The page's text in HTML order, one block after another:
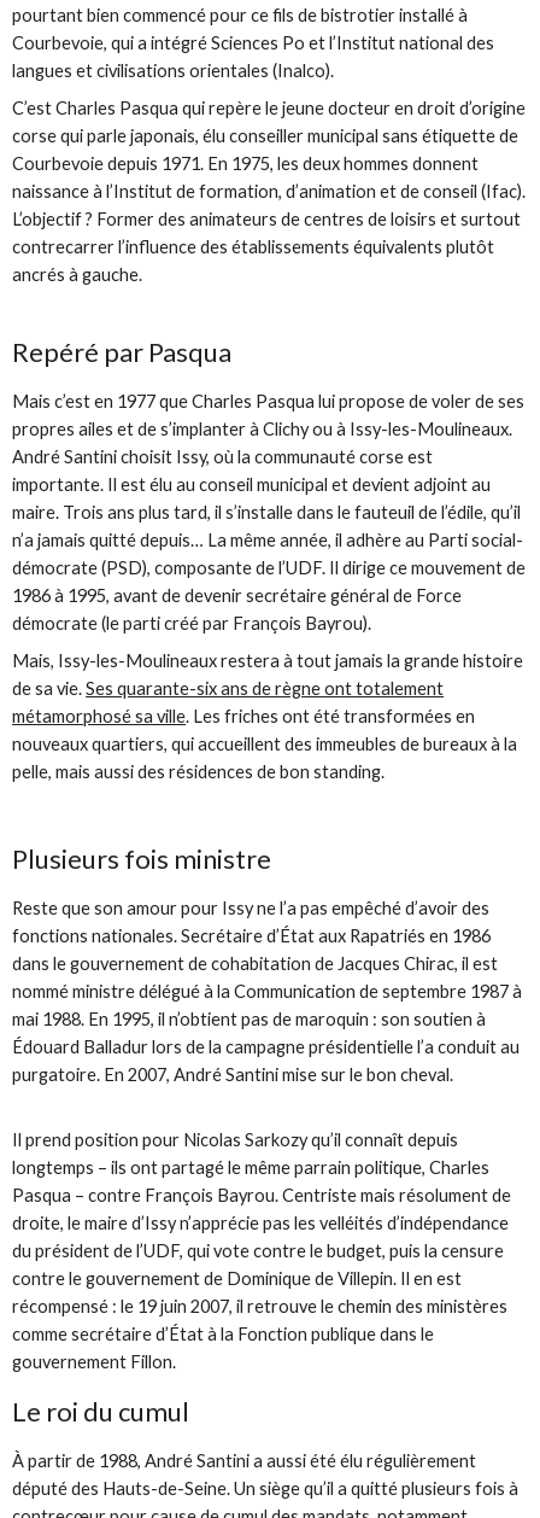
pourtant bien commencé pour ce fils de bistrotier installé à
Courbevoie, qui a intégré Sciences Po et l’Institut national des
langues et civilisations orientales (Inalco).
C’est Charles Pasqua qui repère le jeune docteur en droit d’origine
corse qui parle japonais, élu conseiller municipal sans étiquette de
Courbevoie depuis 1971. En 1975, les deux hommes donnent
naissance à l’Institut de formation, d’animation et de conseil (Ifac).
L’objectif ? Former des animateurs de centres de loisirs et surtout
contrecarrer l’influence des établissements équivalents plutôt
ancrés à gauche.
Repéré par Pasqua
Mais c’est en 1977 que Charles Pasqua lui propose de voler de ses
propres ailes et de s’implanter à Clichy ou à Issy-les-Moulineaux.
André Santini choisit Issy, où la communauté corse est
importante. Il est élu au conseil municipal et devient adjoint au
maire. Trois ans plus tard, il s’installe dans le fauteuil de l’édile, qu’il
n’a jamais quitté depuis… La même année, il adhère au Parti social-
démocrate (PSD), composante de l’UDF. Il dirige ce mouvement de
1986 à 1995, avant de devenir secrétaire général de Force
démocrate (le parti créé par François Bayrou).
Mais, Issy-les-Moulineaux restera à tout jamais la grande histoire
de sa vie.Ses quarante-six ans de règne ont totalement
métamorphosé sa ville. Les friches ont été transformées en
nouveaux quartiers, qui accueillent des immeubles de bureaux à la
pelle, mais aussi des résidences de bon standing.
Plusieurs fois ministre
Reste que son amour pour Issy ne l’a pas empêché d’avoir des
fonctions nationales. Secrétaire d’État aux Rapatriés en 1986
dans le gouvernement de cohabitation de Jacques Chirac, il est
nommé ministre délégué à la Communication de septembre 1987 à
mai 1988. En 1995, il n’obtient pas de maroquin : son soutien à
Édouard Balladur lors de la campagne présidentielle l’a conduit au
purgatoire. En 2007, André Santini mise sur le bon cheval.
Il prend position pour Nicolas Sarkozy qu’il connaît depuis
longtemps – ils ont partagé le même parrain politique, Charles
Pasqua – contre François Bayrou. Centriste mais résolument de
droite, le maire d’Issy n’apprécie pas les velléités d’indépendance
du président de l’UDF, qui vote contre le budget, puis la censure
contre le gouvernement de Dominique de Villepin. Il en est
récompensé : le 19 juin 2007, il retrouve le chemin des ministères
comme secrétaire d’État à la Fonction publique dans le
gouvernement Fillon.
Le roi du cumul
À partir de 1988, André Santini a aussi été élu régulièrement
député des Hauts-de-Seine. Un siège qu’il a quitté plusieurs fois à